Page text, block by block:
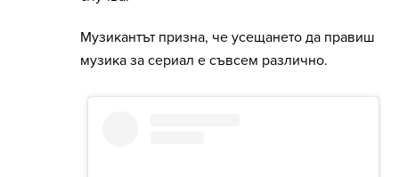
Музикантът призна, че усещането да правиш
музика за сериал е съвсем различно.